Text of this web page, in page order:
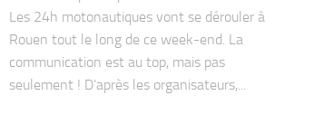
Les 24h motonautiques vont se dérouler à
Rouen tout le long de ce week-end. La
communication est au top, mais pas
seulement ! D’après les organisateurs,...